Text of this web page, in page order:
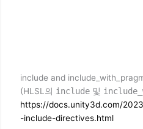
include and
(HLSL의 include및
https://docs.unity3d.com/
-include-directives.html